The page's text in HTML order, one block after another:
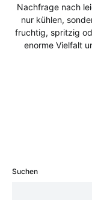
Nachfrage nach
nur kühlen,
fruchtig, spritzig
enorme Vielfalt
Suchen